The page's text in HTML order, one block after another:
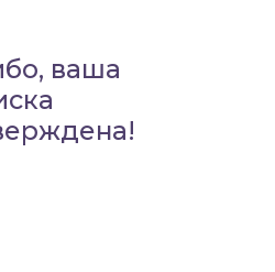
ваша